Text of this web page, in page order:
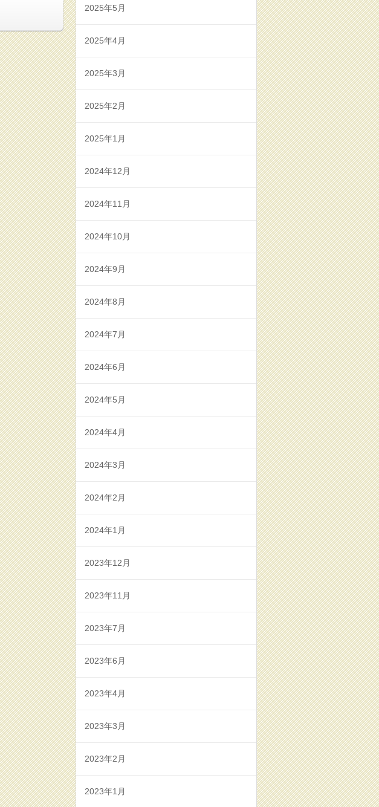
2025年5月
2025年4月
2025年3月
2025年2月
2025年1月
2024年12月
2024年11月
2024年10月
2024年9月
2024年8月
2024年7月
2024年6月
2024年5月
2024年4月
2024年3月
2024年2月
2024年1月
2023年12月
2023年11月
2023年7月
2023年6月
2023年4月
2023年3月
2023年2月
2023年1月